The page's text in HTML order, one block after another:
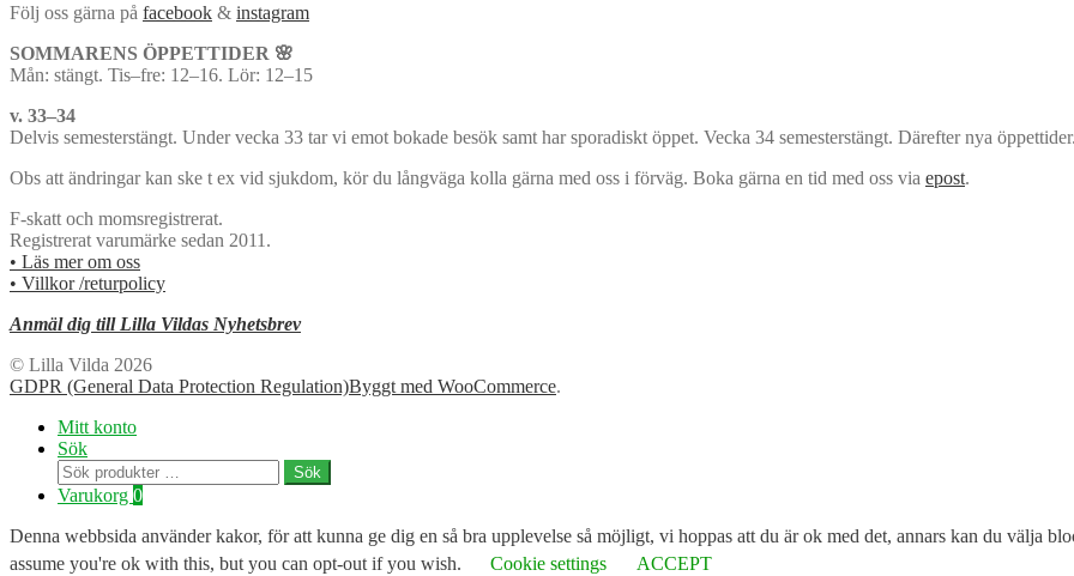
Följ oss gärna på facebook & instagram
SOMMARENS ÖPPETTIDER 🌸
Mån: stängt. Tis–fre: 12–16. Lör: 12–15
v. 33–34
Delvis semesterstängt. Under vecka 33 tar vi emot bokade besök samt har sporadiskt öppet. Vecka 34 semesterstängt. Därefter nya öppettider.
Obs att ändringar kan ske t ex vid sjukdom, kör du långväga kolla gärna med oss i förväg. Boka gärna en tid med oss via epost.
F-skatt och momsregistrerat.
Registrerat varumärke sedan 2011.
• Läs mer om oss
• Villkor /returpolicy
Anmäl dig till Lilla Vildas Nyhetsbrev
© Lilla Vilda 2026
GDPR (General Data Protection Regulation)Byggt med WooCommerce.
Mitt konto
Sök
Sök
efter:
Sök
Varukorg 0
Denna webbsida använder kakor, för att kunna ge dig en så bra upplevelse så möjligt, vi hoppas att du är ok med det, annars kan du välja
assume you're ok with this, but you can opt-out if you wish.
Cookie settings ACCEPT